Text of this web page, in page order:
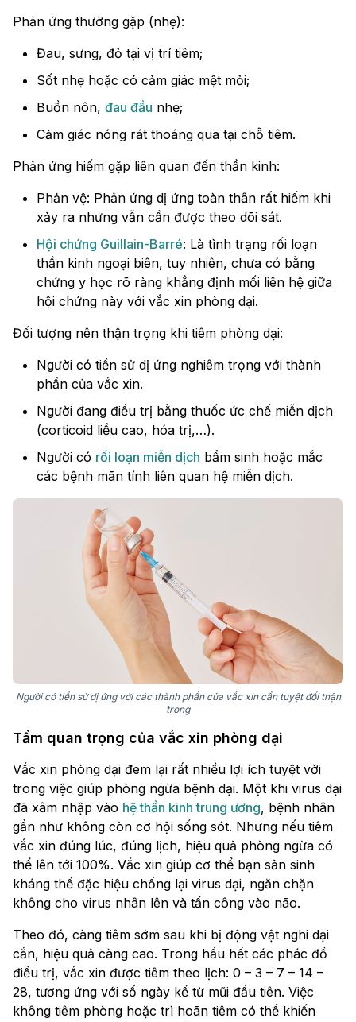
Phản ứng thường gặp (nhẹ):
Đau, sưng, đỏ tại vị trí tiêm;
Sốt nhẹ hoặc có cảm giác mệt mỏi;
Buồn nôn, đau đầu nhẹ;
Cảm giác nóng rát thoáng qua tại chỗ tiêm.
Phản ứng hiếm gặp liên quan đến thần kinh:
Phản vệ: Phản ứng dị ứng toàn thân rất hiếm khi
xảy ra nhưng vẫn cần được theo dõi sát.
Hội chứng Guillain-Barré: Là tình trạng rối loạn
thần kinh ngoại biên, tuy nhiên, chưa có bằng
chứng y học rõ ràng khẳng định mối liên hệ giữa
hội chứng này với vắc xin phòng dại.
Đối tượng nên thận trọng khi tiêm phòng dại:
Người có tiền sử dị ứng nghiêm trọng với thành
phần của vắc xin.
Người đang điều trị bằng thuốc ức chế miễn dịch
(corticoid liều cao, hóa trị,…).
Người có rối loạn miễn dịch bẩm sinh hoặc mắc
các bệnh mãn tính liên quan hệ miễn dịch.
Người có tiền sử dị ứng với các thành phần của vắc xin cần tuyệt đối thận
trọng
Tầm quan trọng của vắc xin phòng dại
Vắc xin phòng dại đem lại rất nhiều lợi ích tuyệt vời
trong việc giúp phòng ngừa bệnh dại. Một khi virus dại
đã xâm nhập vào hệ thần kinh trung ương, bệnh nhân
gần như không còn cơ hội sống sót. Nhưng nếu tiêm
vắc xin đúng lúc, đúng lịch, hiệu quả phòng ngừa có
thể lên tới 100%. Vắc xin giúp cơ thể bạn sản sinh
kháng thể đặc hiệu chống lại virus dại, ngăn chặn
không cho virus nhân lên và tấn công vào não.
Theo đó, càng tiêm sớm sau khi bị động vật nghi dại
cắn, hiệu quả càng cao. Trong hầu hết các phác đồ
điều trị, vắc xin được tiêm theo lịch: 0 – 3 – 7 – 14 –
28, tương ứng với số ngày kể từ mũi đầu tiên. Việc
không tiêm phòng hoặc trì hoãn tiêm có thể khiến